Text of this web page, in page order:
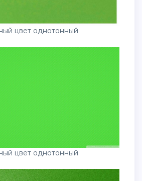
цвет однотонный
цвет однотонный